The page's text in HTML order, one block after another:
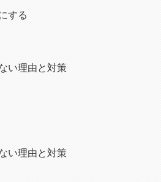
する
い理由と対策
い理由と対策